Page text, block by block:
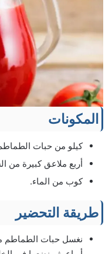
المكونات
كيلو من حبات
أربع ملاعق كبيرة من
كوب من الماء.
طريقة التحضير
نغسل حبات الطماطم مع